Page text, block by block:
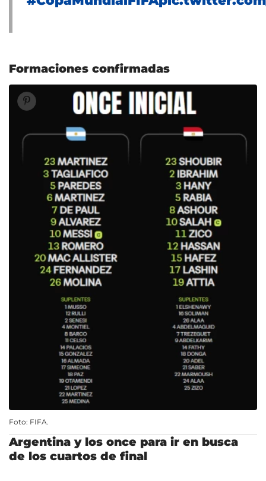
Formaciones confirmadas
Foto: FIFA.
Argentina y los once para ir en busca
de los cuartos de final